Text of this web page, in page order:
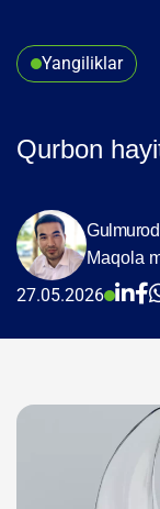
Yangiliklar
Qurbon
Maqola
27.05.2026